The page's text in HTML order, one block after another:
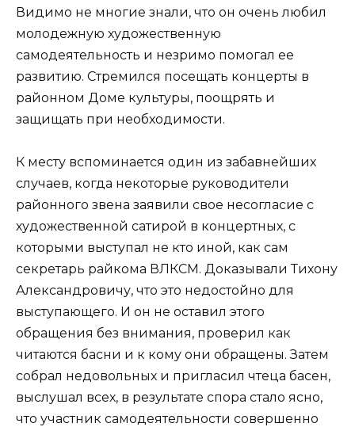
Видимо не многие знали, что он очень любил
молодежную художественную
самодеятельность и незримо помогал ее
развитию. Стремился посещать концерты в
районном Доме культуры, поощрять и
защищать при необходимости.
К месту вспоминается один из забавнейших
случаев, когда некоторые руководители
районного звена заявили свое несогласие с
художественной сатирой в концертных, с
которыми выступал не кто иной, как сам
секретарь райкома ВЛКСМ. Доказывали Тихону
Александровичу, что это недостойно для
выступающего. И он не оставил этого
обращения без внимания, проверил как
читаются басни и к кому они обращены. Затем
собрал недовольных и пригласил чтеца басен,
выслушал всех, в результате спора стало ясно,
что участник самодеятельности совершенно